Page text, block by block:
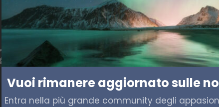
l’Italia testa le sue
Vuoi rimanere aggiornato sulle
Entra nella più grande community degli